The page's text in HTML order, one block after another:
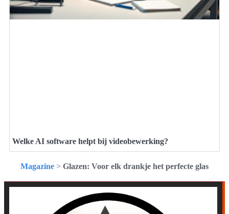
Welke AI software helpt bij videobewerking?
Magazine > Glazen: Voor elk drankje het perfecte glas